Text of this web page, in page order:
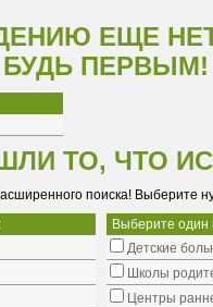
ЕЩЕ
БУДЬ ПЕРВЫМ!
ТО, ЧТО
поиска! Выберите
Выберите
Детские
Школы
Центры